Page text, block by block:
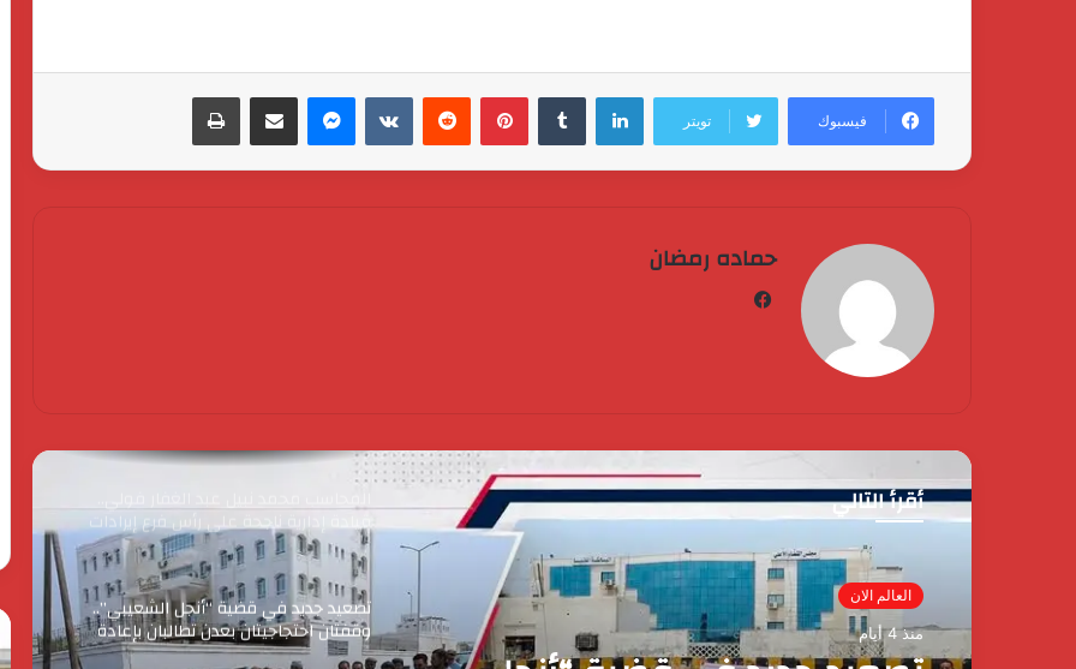
فيسبوك تويتر
لينكدإن بينتيريست ماسنجر مشاركة عبر البريد طباعة
حماده رمضان
أقرأ التالي
العالم الان
منذ 4 أيام
الحرس الثوري يخـ ـترق البحرين! القصة
وقفتان احتجاجيتان بعدن تطالبان بإعادة
متهمة للسجن والتحقيق في ملابسات
الإفراج عن المحكومين
المغرب.. الدورة 2 لملتقى إيلاف التصوف
الدولي تسلط الضوء على النموذج المغربي
في تدبير الشأن الديني
كردان
جولد
الحرس
الثوري